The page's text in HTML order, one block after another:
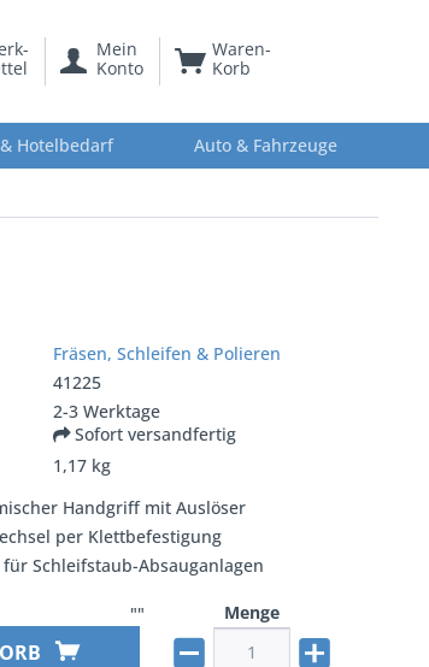
Mein
Konto
Waren-
Korb
Hotelbedarf Auto & Fahrzeuge
Fräsen, Schleifen & Polieren
41225
2-3 Werktage
Sofort versandfertig
1,17 kg
Handgriff mit Auslöser
per Klettbefestigung
Schleifstaub-Absauganlagen
Menge
""